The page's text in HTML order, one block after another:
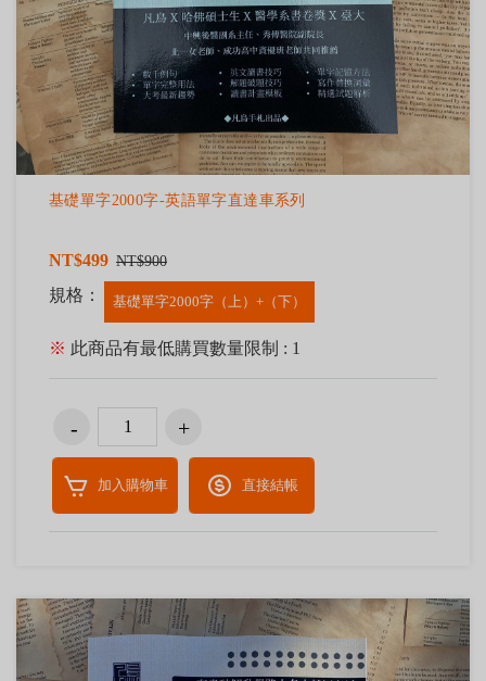
基礎單字2000字-英語單字直達車系列
NT$499 NT$900
規格： 基礎單字2000字（上）+（下）
※ 此商品有最低購買數量限制 : 1
加入購物車 直接結帳